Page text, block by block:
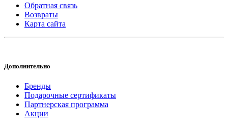
Обратная связь
Возвраты
Карта сайта
Дополнительно
Бренды
Подарочные сертификаты
Партнерская программа
Акции